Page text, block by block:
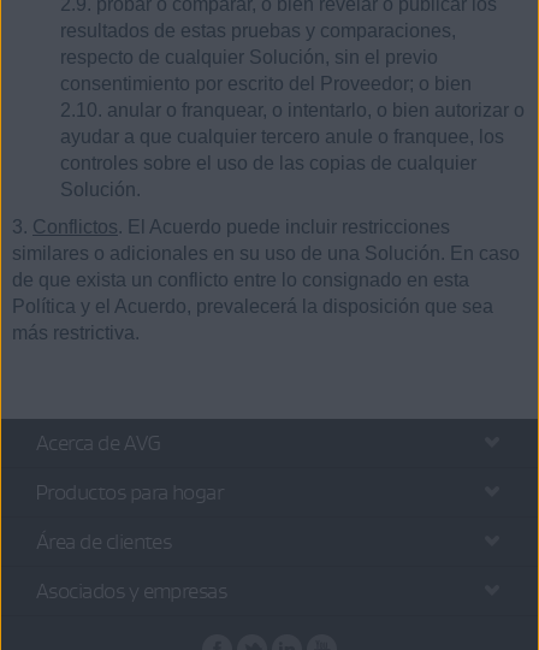
resultados de estas pruebas y comparaciones,
respecto de cualquier Solución, sin el previo
consentimiento por escrito del Proveedor; o bien
2.10. anular o franquear, o intentarlo, o bien autorizar o
ayudar a que cualquier tercero anule o franquee, los
controles sobre el uso de las copias de cualquier
Solución.
3. Conflictos. El Acuerdo puede incluir restricciones
similares o adicionales en su uso de una Solución. En caso
de que exista un conflicto entre lo consignado en esta
Política y el Acuerdo, prevalecerá la disposición que sea
más restrictiva.
Acerca de AVG
Productos para hogar
Área de clientes
Asociados y empresas